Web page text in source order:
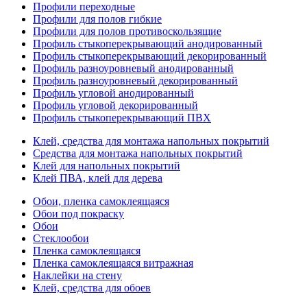
Профили переходные
Профили для полов гибкие
Профили для полов противоскользящие
Профиль стыкоперекрывающий анодированный
Профиль стыкоперекрывающий декорированный
Профиль разноуровневый анодированный
Профиль разноуровневый декорированный
Профиль угловой анодированный
Профиль угловой декорированный
Профиль стыкоперекрывающий ПВХ
Клей, средства для монтажа напольных покрытий
Средства для монтажа напольных покрытий
Клей для напольных покрытий
Клей ПВА, клей для дерева
Обои, пленка самоклеящаяся
Обои под покраску
Обои
Стеклообои
Пленка самоклеящаяся
Пленка самоклеящаяся витражная
Наклейки на стену
Клей, средства для обоев